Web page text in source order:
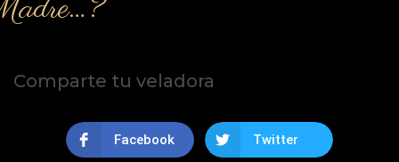
Comparte tu veladora
Facebook Twitter